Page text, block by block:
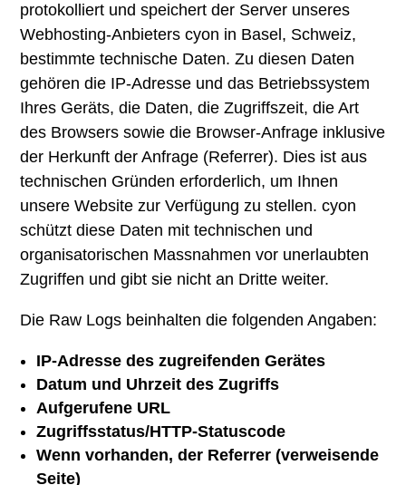
protokolliert und speichert der Server unseres
Webhosting-Anbieters cyon in Basel, Schweiz,
bestimmte technische Daten. Zu diesen Daten
gehören die IP-Adresse und das Betriebssystem
Ihres Geräts, die Daten, die Zugriffszeit, die Art
des Browsers sowie die Browser-Anfrage inklusive
der Herkunft der Anfrage (Referrer). Dies ist aus
technischen Gründen erforderlich, um Ihnen
unsere Website zur Verfügung zu stellen. cyon
schützt diese Daten mit technischen und
organisatorischen Massnahmen vor unerlaubten
Zugriffen und gibt sie nicht an Dritte weiter.
Die Raw Logs beinhalten die folgenden Angaben:
IP-Adresse des zugreifenden Gerätes
Datum und Uhrzeit des Zugriffs
Aufgerufene URL
Zugriffsstatus/HTTP-Statuscode
Wenn vorhanden, der Referrer (verweisende
Seite)